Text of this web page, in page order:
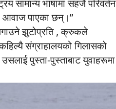
सामान्य भाषामा सहजै परिवर्तन
पाएका छन्।”
झुटोप्रति , क्रुकले
संग्राहालयको गिलासको
पुस्ता-पुस्ताबाट युवाहरूमा